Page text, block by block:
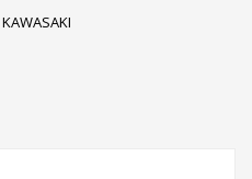
KAWASAKI